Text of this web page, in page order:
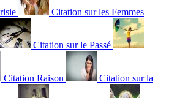
Citation sur les Femmes
Citation sur le Passé
Citation Raison Citation sur la